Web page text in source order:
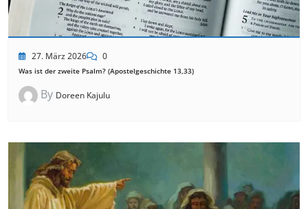
27. März 2026 0
Was ist der zweite Psalm? (Apostelgeschichte 13,33)
By Doreen Kajulu